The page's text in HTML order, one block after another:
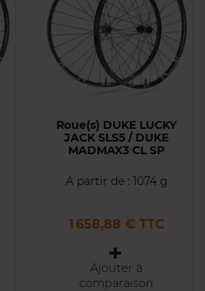
Roue(s) DUKE LUCKY
JACK SLS5 / DUKE
MADMAX3 CL SP
A partir de : 1074 g
Prix
1 658,88 € TTC
Ajouter à
comparaison